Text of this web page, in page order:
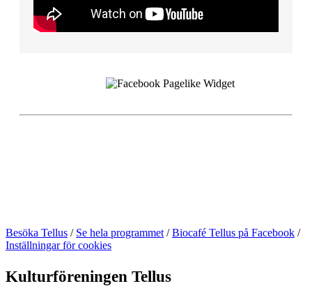
Besöka Tellus / Se hela programmet /Biocafé Tellus på Facebook /
Inställningar för cookies
Kulturföreningen Tellus